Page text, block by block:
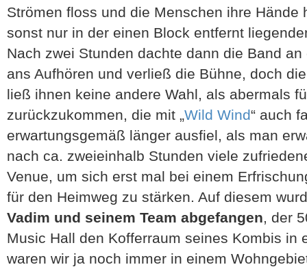
Strömen floss und die Menschen ihre Hände
sonst nur in der einen Block entfernt
Nach zwei Stunden dachte dann die Band
ans Aufhören und verließ die Bühne, doch
ließ ihnen keine andere Wahl, als abermals
zurückzukommen, die mit „Wild Wind“ auch
erwartungsgemäß länger ausfiel, als man
nach ca. zweieinhalb Stunden viele
Venue, um sich erst mal bei einem
für den Heimweg zu stärken. Auf diesem
Vadim und seinem Team abgefangen, der
Music Hall den Kofferraum seines Kombis in
waren wir ja noch immer in einem